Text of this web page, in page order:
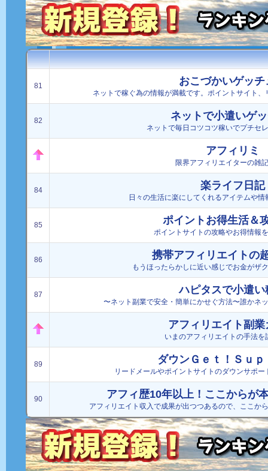
81 おこづかいゲッチ
ネットで稼ぐ為の情報が満載です。ポイントサイト
82 ネットで小遣いゲ
ネットで毎日コツコツ稼いでプチセ
アフィリミ
限界アフィリエイターの雑
84 楽ライフ日記
日々の生活に楽にしてくれるアイテムや
85 ポイントお得生活＆
ポイントサイトの攻略やお得情報
86 携帯アフィリエイトの
もうほったらかしに近い感じでお金がザ
87 ハピタスで小遣い
〜ネット副業で安全・簡単にかせぐ方法〜誰かネ
アフィリエイト副業
いまのアフィリエイトの手法を
89 ダウンＧｅｔ！Ｓｕｐ
リードメールやポイントサイトのダウンサポ
90 アフィ歴10年以上！ここからが
アフィリエイト収入で成果が出つつあるので、ここか